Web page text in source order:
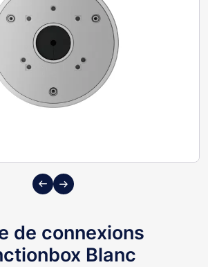
Previous
Next
de connexions
Blanc